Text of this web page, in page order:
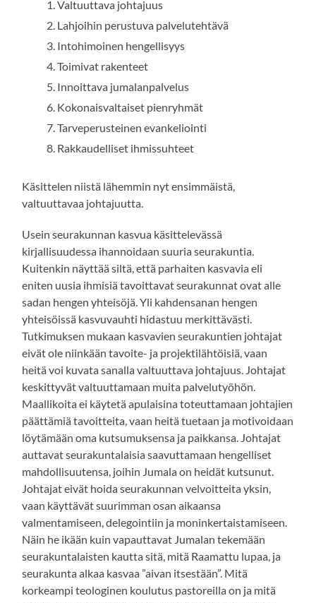
Valtuuttava johtajuus
Lahjoihin perustuva palvelutehtävä
Intohimoinen hengellisyys
Toimivat rakenteet
Innoittava jumalanpalvelus
Kokonaisvaltaiset pienryhmät
Tarveperusteinen evankeliointi
Rakkaudelliset ihmissuhteet
Käsittelen niistä lähemmin nyt ensimmäistä,
valtuuttavaa johtajuutta.
Usein seurakunnan kasvua käsittelevässä
kirjallisuudessa ihannoidaan suuria seurakuntia.
Kuitenkin näyttää siltä, että parhaiten kasvavia eli
eniten uusia ihmisiä tavoittavat seurakunnat ovat alle
sadan hengen yhteisöjä. Yli kahdensanan hengen
yhteisöissä kasvuvauhti hidastuu merkittävästi.
Tutkimuksen mukaan kasvavien seurakuntien johtajat
eivät ole niinkään tavoite- ja projektilähtöisiä, vaan
heitä voi kuvata sanalla valtuuttava johtajuus. Johtajat
keskittyvät valtuuttamaan muita palvelutyöhön.
Maallikoita ei käytetä apulaisina toteuttamaan johtajien
päättämiä tavoitteita, vaan heitä tuetaan ja motivoidaan
löytämään oma kutsumuksensa ja paikkansa. Johtajat
auttavat seurakuntalaisia saavuttamaan hengelliset
mahdollisuutensa, joihin Jumala on heidät kutsunut.
Johtajat eivät hoida seurakunnan velvoitteita yksin,
vaan käyttävät suurimman osan aikaansa
valmentamiseen, delegointiin ja moninkertaistamiseen.
Näin he ikään kuin vapauttavat Jumalan tekemään
seurakuntalaisten kautta sitä, mitä Raamattu lupaa, ja
seurakunta alkaa kasvaa ”aivan itsestään”. Mitä
korkeampi teologinen koulutus pastoreilla on ja mitä